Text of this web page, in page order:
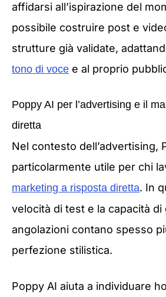
affidarsi all’ispirazione del
possibile costruire post e
strutture già validate,
tono di voce e al proprio
Poppy AI per l’advertising e il
diretta
Nel contesto dell’advertising,
particolarmente utile per chi
marketing a risposta diretta. In
velocità di test e la capacità
angolazioni contano spesso
perfezione stilistica.
Poppy AI aiuta a individuare